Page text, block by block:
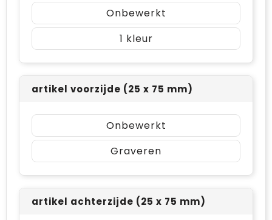
Onbewerkt
1
artikel voorzijde (25 x 75 mm)
Onbewerkt
Graveren
artikel achterzijde (25 x 75 mm)